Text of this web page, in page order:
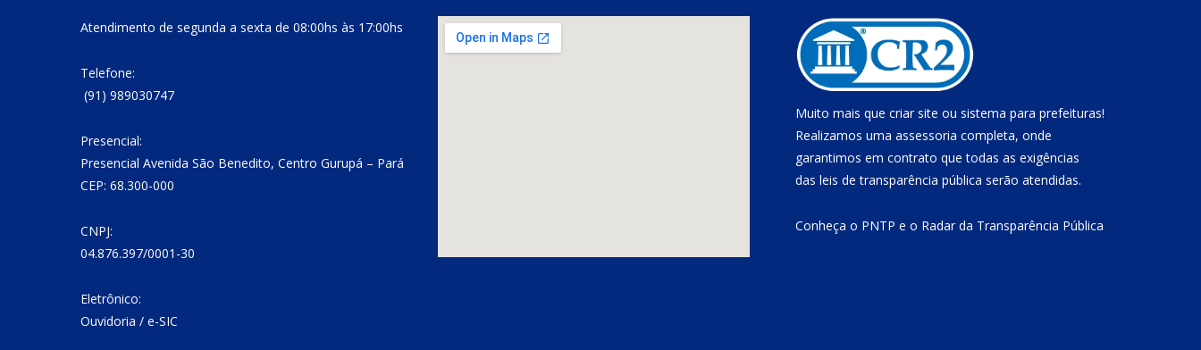
Atendimento de segunda a sexta de 08:00hs às 17:00hs
Telefone:
(91) 989030747
Presencial:
Presencial Avenida São Benedito, Centro Gurupá – Pará
CEP: 68.300-000
CNPJ:
04.876.397/0001-30
Eletrônico:
Ouvidoria / e-SIC
Muito mais que criar site ou sistema para prefeituras!
Realizamos uma assessoria completa, onde
garantimos em contrato que todas as exigências
das leis de transparência pública serão atendidas.
Conheça o PNTP e o Radar da Transparência Pública